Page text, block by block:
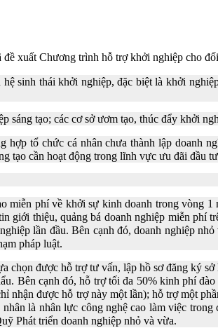
xuất Chương trình hỗ trợ khởi nghiệp cho
sinh thái khởi nghiệp, đặc biệt là khởi
tạo; các cơ sở ươm tạo, thúc đẩy khởi
tổ chức cá nhân chưa thành lập doanh
tạo cần hoạt động trong lĩnh vực ưu đãi đầu
phí về khởi sự kinh doanh trong vòng
giới thiệu, quảng bá doanh nghiệp miễn phí
lần đầu. Bên cạnh đó, doanh nghiệp
pháp luật.
được hỗ trợ tư vấn, lập hồ sơ đăng ký
Bên cạnh đó, hỗ trợ tối đa 50% kinh phí
được hỗ trợ này một lần); hỗ trợ một
là nhân lực công nghệ cao làm việc
Phát triển doanh nghiệp nhỏ và vừa.